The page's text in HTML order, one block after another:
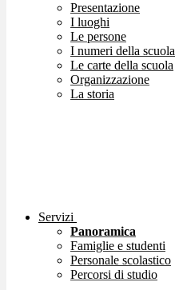
Presentazione
I luoghi
Le persone
I numeri della scuola
Le carte della scuola
Organizzazione
La storia
Servizi
Panoramica
Famiglie e studenti
Personale scolastico
Percorsi di studio